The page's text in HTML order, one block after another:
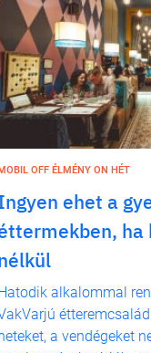
OFF ÉLMÉNY ON HÉT
ehet a
alkalommal
a vendégeket